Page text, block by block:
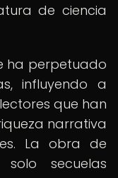
de ciencia
ha perpetuado
influyendo a
que han
narrativa
La obra de
secuelas